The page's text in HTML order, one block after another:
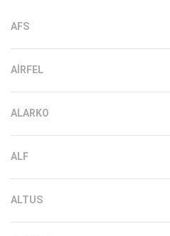
AFS
AIRFEL
ALARKO
ALF
ALTUS